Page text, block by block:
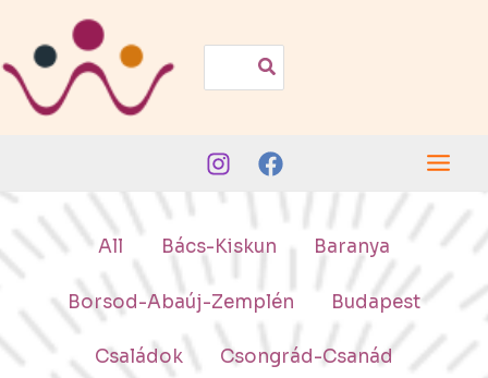
content
Search
Filter
posts
category
All Bács-Kiskun Baranya
Borsod-Abaúj-Zemplén Budapest
Családok Csongrád-Csanád